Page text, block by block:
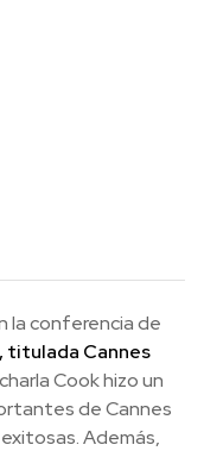
la conferencia de
titulada Cannes
Cook hizo un
de Cannes
Además,